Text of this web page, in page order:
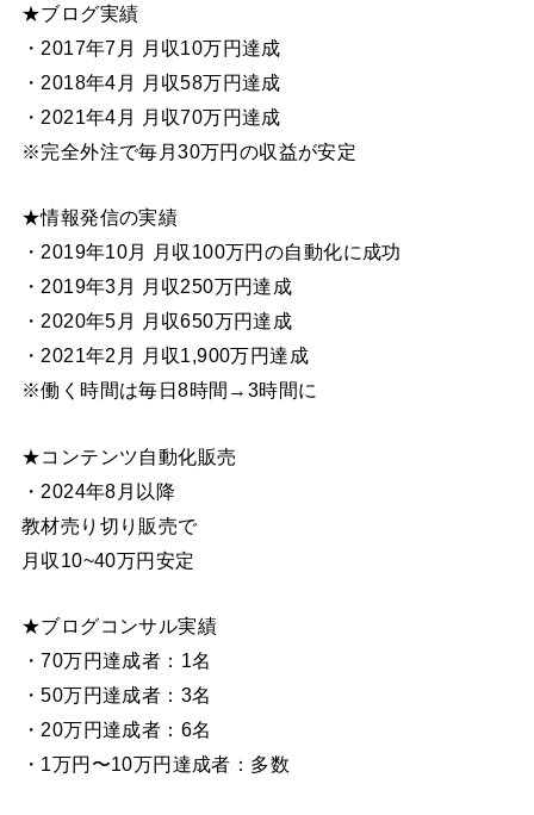
★ブログ実績
・2017年7月 月収10万円達成
・2018年4月 月収58万円達成
・2021年4月 月収70万円達成
※完全外注で毎月30万円の収益が安定
★情報発信の実績
・2019年10月 月収100万円の自動化に成功
・2019年3月 月収250万円達成
・2020年5月 月収650万円達成
・2021年2月 月収1,900万円達成
※働く時間は毎日8時間→3時間に
★コンテンツ自動化販売
・2024年8月以降
教材売り切り販売で
月収10~40万円安定
★ブログコンサル実績
・70万円達成者：1名
・50万円達成者：3名
・20万円達成者：6名
・1万円〜10万円達成者：多数